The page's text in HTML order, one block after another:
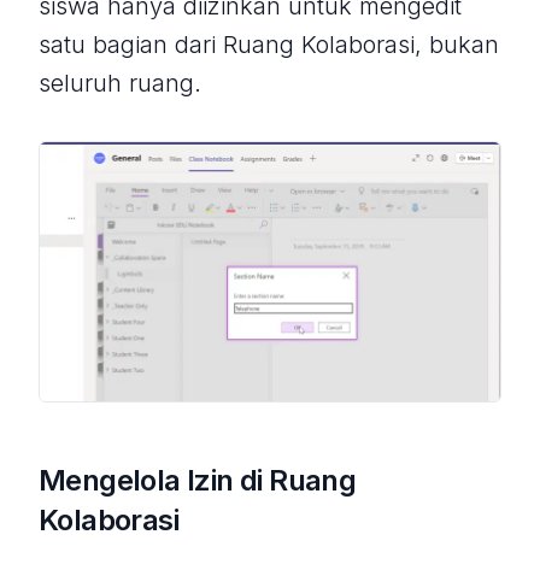
siswa hanya diizinkan untuk mengedit
satu bagian dari Ruang Kolaborasi, bukan
seluruh ruang.
Mengelola Izin di Ruang
Kolaborasi